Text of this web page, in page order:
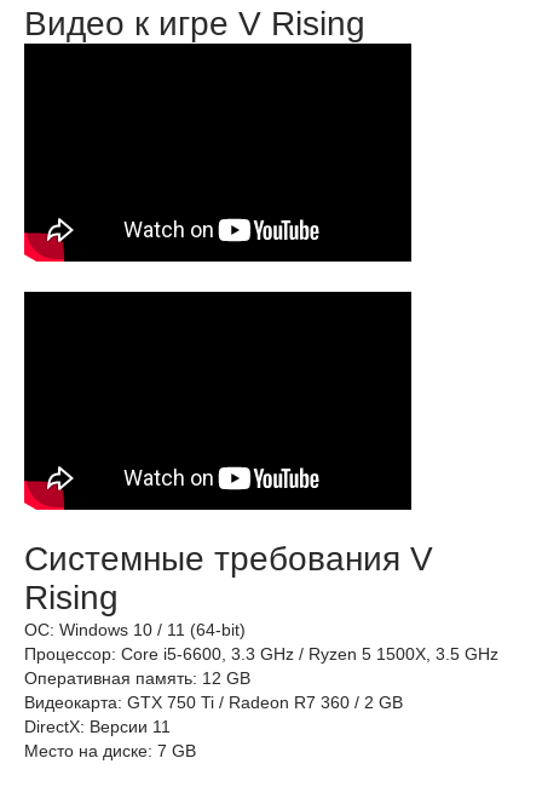
Видео к игре V Rising
Системные требования V
Rising
ОС: Windows 10 / 11 (64-bit)
Процессор: Core i5-6600, 3.3 GHz / Ryzen 5 1500X, 3.5 GHz
Оперативная память: 12 GB
Видеокарта: GTX 750 Ti / Radeon R7 360 / 2 GB
DirectX: Версии 11
Место на диске: 7 GB